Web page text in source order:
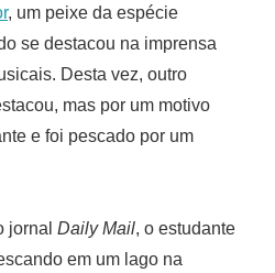
, um peixe da espécie
se destacou na imprensa
Desta vez, outro
mas por um motivo
e foi pescado por um
jornal Daily Mail, o estudante
em um lago na